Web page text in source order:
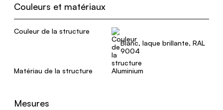
Couleurs et matériaux
Couleur de la structure
Blanc, laque brillante, RAL
9004
Matériau de la structure Aluminium
Mesures